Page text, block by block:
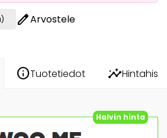
editArvostele
infoTuotetiedot insights
Halvin hinta